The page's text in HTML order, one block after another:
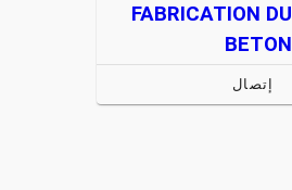
FABRICATION DU
BETON
إتصال